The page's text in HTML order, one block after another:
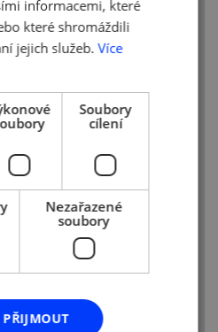
v životě bylo
který si vybral
o vše postarat
najít jiné adekvátní
kompletně
fungovat a zajistit
i moji dceru a mě
říct, že díky nesmírně
mě jsem vše
uměla a jsem
se nyní již
rozhodně
informacemi, které
které shromáždili
jejich služeb. Více
Soubory
cílení
Nezařazené
soubory
PŘIJMOUT